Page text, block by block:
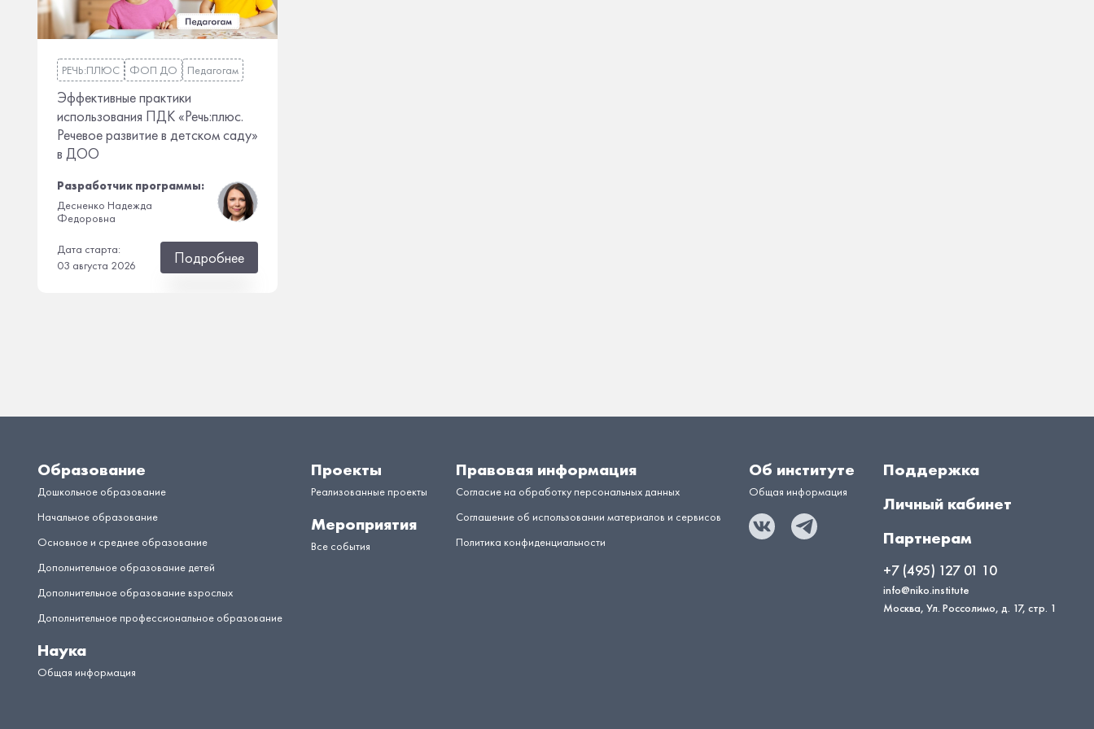
РЕЧЬ:ПЛЮС ФОП ДО Педагогам
Эффективные практики
использования ПДК «Речь:плюс.
Речевое развитие в детском саду»
в ДОО
Разработчик программы:
Десненко Надежда
Федоровна
Дата старта:
03 августа 2026
Подробнее
Образование
Дошкольное образование
Начальное образование
Основное и среднее образование
Дополнительное образование детей
Дополнительное образование взрослых
Дополнительное профессиональное образование
Наука
Общая информация
Проекты
Реализованные проекты
Мероприятия
Все события
Правовая информация
Согласие на обработку персональных данных
Соглашение об использовании материалов и сервисов
Политика конфиденциальности
Об институте
Общая информация
Поддержка
Личный кабинет
Партнерам
+7 (495) 127 01 10
info@niko.institute
Москва, Ул. Россолимо, д. 17, стр. 1